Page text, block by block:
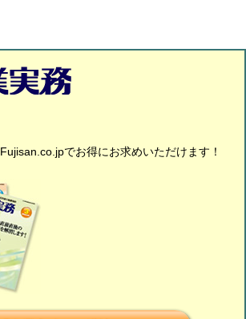
Fujisan.co.jpでお得にお求めいただけます！